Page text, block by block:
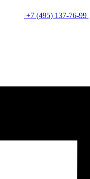
+7 (495) 137-76-99